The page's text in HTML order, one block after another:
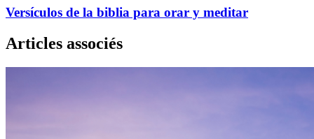
Versículos de la biblia para orar y meditar
Articles associés